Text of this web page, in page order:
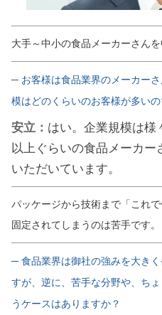
大手～中小の食品メーカーさん
─ お客様は食品業界のメーカー
模はどのくらいのお客様が多い
安立： はい。企業規模は様
以上ぐらいの食品メーカ
いただいています。
パッケージから技術まで「これで
固定されてしまうのは苦手です。
─ 食品業界は御社の強みを大き
すが、逆に、苦手な分野や、ち
うケースはありますか？